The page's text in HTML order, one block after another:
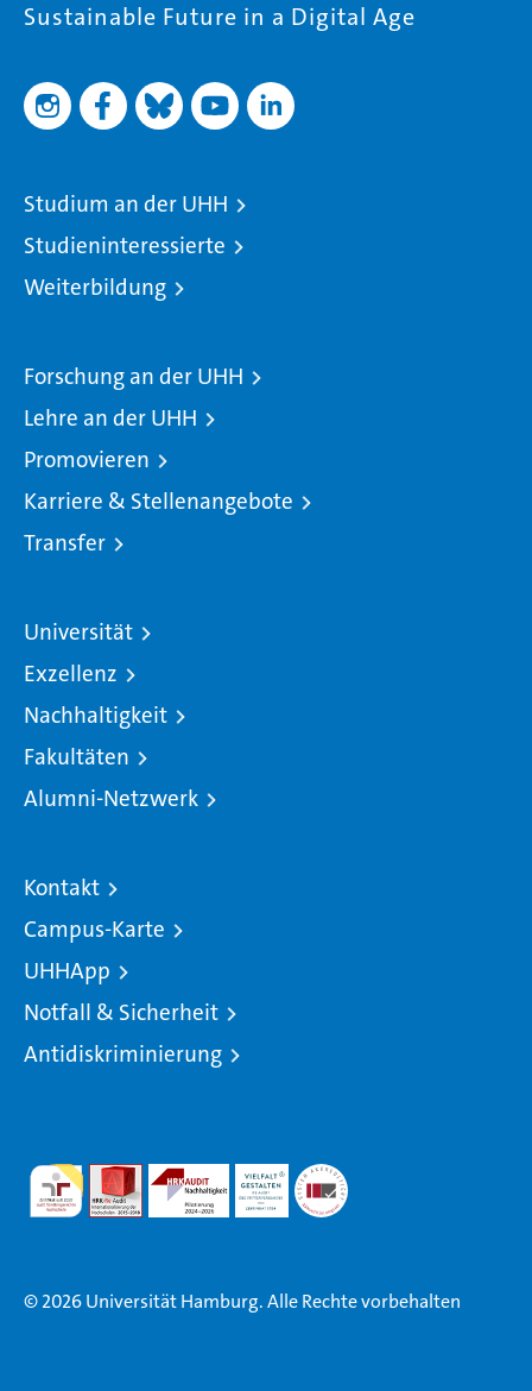
Sustainable Future in a Digital Age
Studium an der UHH
Studieninteressierte
Weiterbildung
Forschung an der UHH
Lehre an der UHH
Promovieren
Karriere & Stellenangebote
Transfer
Universität
Exzellenz
Nachhaltigkeit
Fakultäten
Alumni-Netzwerk
Kontakt
Campus-Karte
UHHApp
Notfall & Sicherheit
Antidiskriminierung
© 2026 Universität Hamburg. Alle Rechte vorbehalten